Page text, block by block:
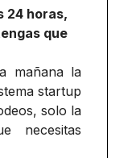
24 horas,
que
mañana la
startup
solo la
necesitas